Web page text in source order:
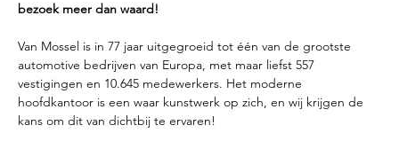
bezoek meer dan waard!
Van Mossel is in 77 jaar uitgegroeid tot één van de grootste
automotive bedrijven van Europa, met maar liefst 557
vestigingen en 10.645 medewerkers. Het moderne
hoofdkantoor is een waar kunstwerk op zich, en wij krijgen de
kans om dit van dichtbij te ervaren!